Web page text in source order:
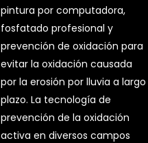
pintura por computadora,
fosfatado profesional y
prevención de oxidación para
evitar la oxidación causada
por la erosión por lluvia a largo
plazo. La tecnología de
prevención de la oxidación
activa en diversos campos